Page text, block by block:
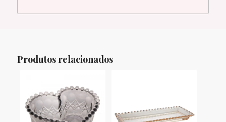
Produtos relacionados